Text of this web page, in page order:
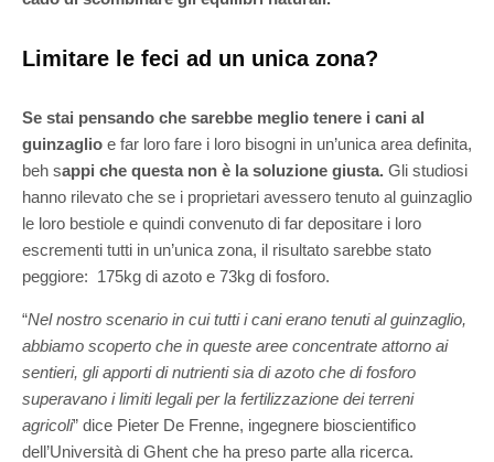
Limitare le feci ad un unica zona?
Se stai pensando che sarebbe meglio tenere i cani al
guinzaglio e far loro fare i loro bisogni in un’unica area definita,
beh sappi che questa non è la soluzione giusta. Gli studiosi
hanno rilevato che se i proprietari avessero tenuto al guinzaglio
le loro bestiole e quindi convenuto di far depositare i loro
escrementi tutti in un’unica zona, il risultato sarebbe stato
peggiore: 175kg di azoto e 73kg di fosforo.
“Nel nostro scenario in cui tutti i cani erano tenuti al guinzaglio,
abbiamo scoperto che in queste aree concentrate attorno ai
sentieri, gli apporti di nutrienti sia di azoto che di fosforo
superavano i limiti legali per la fertilizzazione dei terreni
agricoli” dice Pieter De Frenne, ingegnere bioscientifico
dell’Università di Ghent che ha preso parte alla ricerca.